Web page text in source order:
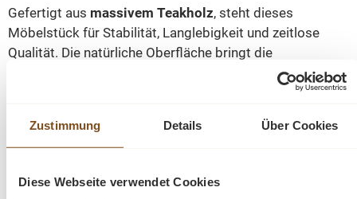
Zustimmung Details Über Cookies
Diese Webseite verwendet Cookies
Gefertigt aus massivem Teakholz, steht dieses
Möbelstück für Stabilität, Langlebigkeit und zeitlose
Qualität. Die natürliche Oberfläche bringt die
charaktervolle Maserung des Holzes besonders schön
zur Geltung. Da jedes Stück Holz individuell gewachsen
elegante Akzente und unterstreichen den hochwertigen